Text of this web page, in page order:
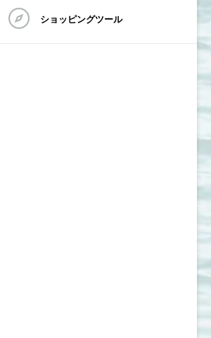
ショッピングツール